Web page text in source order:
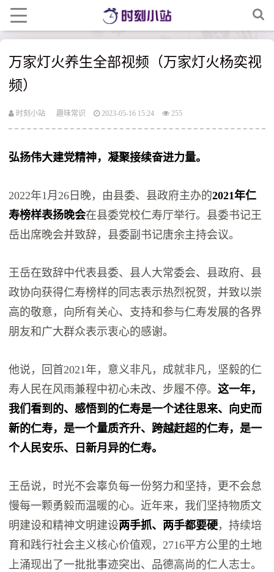
万家灯火养生全部视频（万家灯火杨奕视
频）
时刻小站 趣味常识 2023-05-16 15:24 255
弘扬伟大建党精神，凝聚接续奋进力量。
2022年1月26日晚，由县委、县政府主办的2021年仁
寿榜样表扬晚会在县委党校仁寿厅举行。县委书记王
岳出席晚会并致辞，县委副书记唐余主持会议。
王岳在致辞中代表县委、县人大常委会、县政府、县
政协向获得仁寿榜样的同志表示热烈祝贺，并致以崇
高的敬意，向所有关心、支持和参与仁寿发展的各界
朋友和广大群众表示衷心的感谢。
他说，回首2021年，意义非凡，成就非凡，坚毅的仁
寿人民在风雨兼程中初心未改、步履不停。这一年，
我们看到的、感悟到的仁寿是一个述往思来、向史而
新的仁寿，是一个量质齐升、跨越赶超的仁寿，是一
个人民安乐、日新月异的仁寿。
王岳说，时光不会辜负每一份努力和坚持，更不会怠
慢每一颗勇毅而温暖的心。近年来，我们坚持物质文
明建设和精神文明建设两手抓、两手都要硬，持续培
育和践行社会主义核心价值观，2716平方公里的土地
上涌现出了一批批事迹突出、品德高尚的仁人志士。